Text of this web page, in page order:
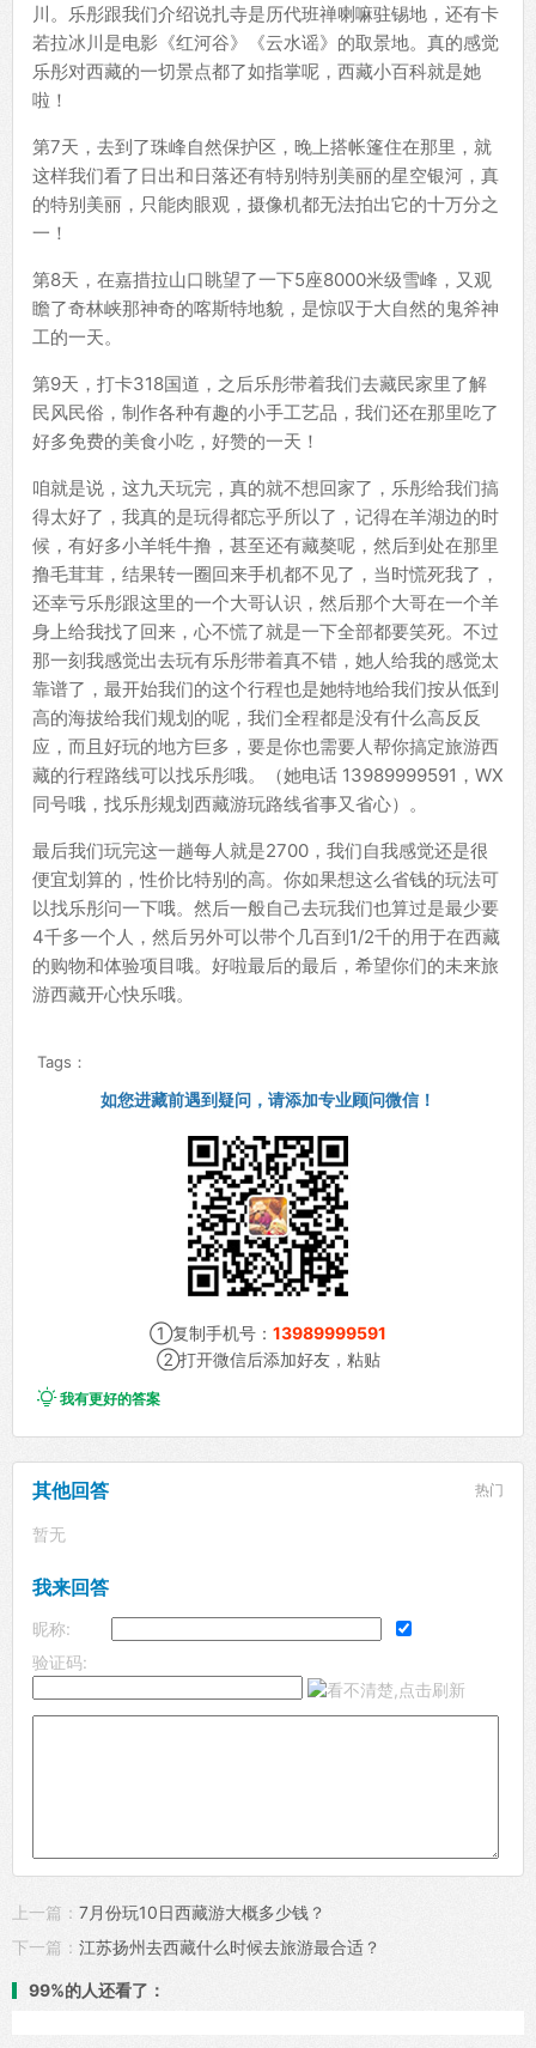
川。乐彤跟我们介绍说扎寺是历代班禅喇嘛驻锡地，还有卡
若拉冰川是电影《红河谷》《云水谣》的取景地。真的感觉
乐彤对西藏的一切景点都了如指掌呢，西藏小百科就是她
啦！
第7天，去到了珠峰自然保护区，晚上搭帐篷住在那里，就
这样我们看了日出和日落还有特别特别美丽的星空银河，真
的特别美丽，只能肉眼观，摄像机都无法拍出它的十万分之
一！
第8天，在嘉措拉山口眺望了一下5座8000米级雪峰，又观
瞻了奇林峡那神奇的喀斯特地貌，是惊叹于大自然的鬼斧神
工的一天。
第9天，打卡318国道，之后乐彤带着我们去藏民家里了解
民风民俗，制作各种有趣的小手工艺品，我们还在那里吃了
好多免费的美食小吃，好赞的一天！
咱就是说，这九天玩完，真的就不想回家了，乐彤给我们搞
得太好了，我真的是玩得都忘乎所以了，记得在羊湖边的时
候，有好多小羊牦牛撸，甚至还有藏獒呢，然后到处在那里
撸毛茸茸，结果转一圈回来手机都不见了，当时慌死我了，
还幸亏乐彤跟这里的一个大哥认识，然后那个大哥在一个羊
身上给我找了回来，心不慌了就是一下全部都要笑死。不过
那一刻我感觉出去玩有乐彤带着真不错，她人给我的感觉太
靠谱了，最开始我们的这个行程也是她特地给我们按从低到
高的海拔给我们规划的呢，我们全程都是没有什么高反反
应，而且好玩的地方巨多，要是你也需要人帮你搞定旅游西
藏的行程路线可以找乐彤哦。（她电话 13989999591，WX
同号哦，找乐彤规划西藏游玩路线省事又省心）。
最后我们玩完这一趟每人就是2700，我们自我感觉还是很
便宜划算的，性价比特别的高。你如果想这么省钱的玩法可
以找乐彤问一下哦。然后一般自己去玩我们也算过是最少要
4千多一个人，然后另外可以带个几百到1/2千的用于在西藏
的购物和体验项目哦。好啦最后的最后，希望你们的未来旅
游西藏开心快乐哦。
Tags：
如您进藏前遇到疑问，请添加专业顾问微信！
①复制手机号： 13989999591
②打开微信后添加好友，粘贴
我有更好的答案
其他回答 热门
暂无
我来回答
昵称:
验证码:
上一篇： 7月份玩10日西藏游大概多少钱？
下一篇： 江苏扬州去西藏什么时候去旅游最合适？
99%的人还看了：